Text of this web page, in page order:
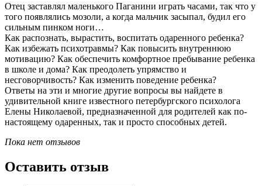
Отец заставлял маленького Паганини играть часами, так что у
того появлялись мозоли, а когда мальчик засыпал, будил его
сильным пинком ноги…
Как распознать, вырастить, воспитать одаренного ребенка?
Как избежать психотравмы? Как повысить внутреннюю
мотивацию? Как обеспечить комфортное пребывание ребенка
в школе и дома? Как преодолеть упрямство и
несговорчивость? Как изменить поведение ребенка?
Ответы на эти и многие другие вопросы вы найдете в
удивительной книге известного петербургского психолога
Елены Николаевой, предназначенной для родителей как по-
настоящему одаренных, так и просто способных детей.
Пока нет отзывов
Оставить отзыв